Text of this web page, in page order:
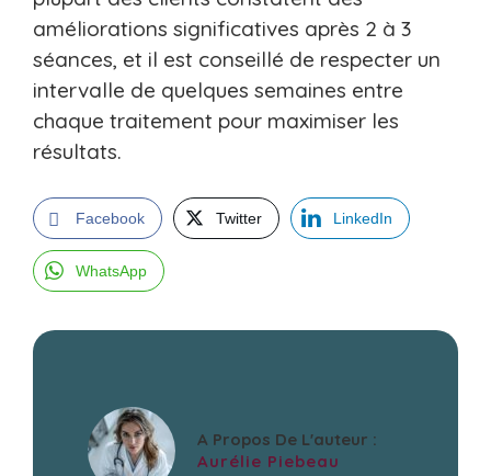
améliorations significatives après 2 à 3
séances, et il est conseillé de respecter un
intervalle de quelques semaines entre
chaque traitement pour maximiser les
résultats.
Facebook Twitter LinkedIn
WhatsApp
A Propos De L'auteur :
Aurélie Piebeau